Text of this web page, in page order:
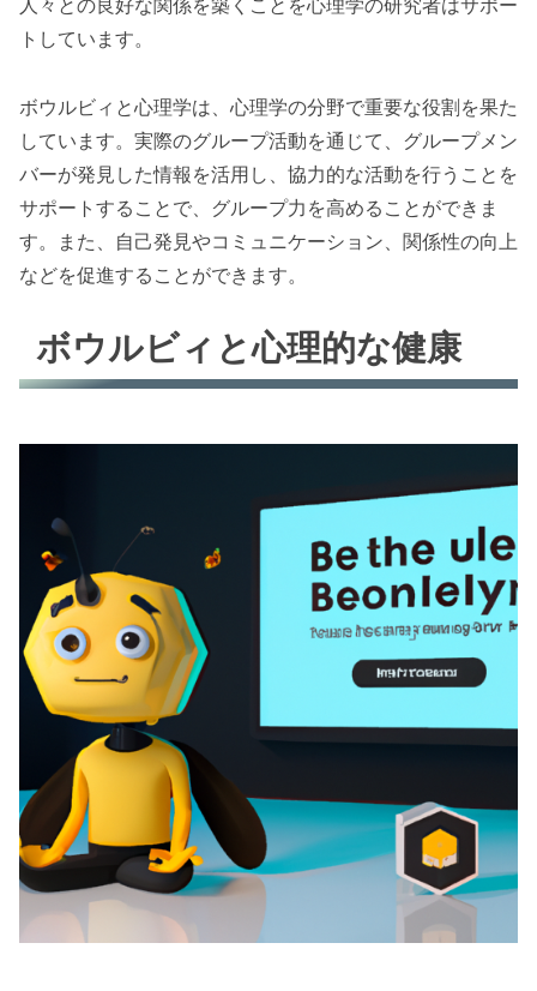
人々との良好な関係を築くことを心理学の研究者はサポー
トしています。
ボウルビィと心理学は、心理学の分野で重要な役割を果た
しています。実際のグループ活動を通じて、グループメン
バーが発見した情報を活用し、協力的な活動を行うことを
サポートすることで、グループ力を高めることができま
す。また、自己発見やコミュニケーション、関係性の向上
などを促進することができます。
ボウルビィと心理的な健康